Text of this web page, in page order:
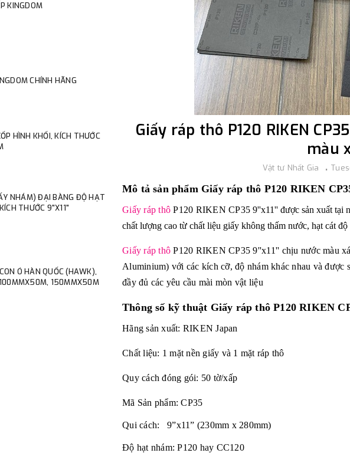
KINGDOM
CHÍNH HÃNG
HÌNH KHỐI, KÍCH THƯỚC
NHÁM) ĐẠI BÀNG ĐỘ HẠT
THƯỚC 9"X11"
Ó HÀN QUỐC (HAWK),
150MMX50M
Giấy ráp thô P120 RIKEN
màu
Vật tư Nhất Gia
Mô tả sản phẩm Giấy ráp thô P120 RIKEN
Giấy ráp thô P120 RIKEN CP359''x11'' được sản xuất tại
chất lượng cao từ chất liệu giấy không thấm nước, hạt cát
Giấy ráp thô P120 RIKEN CP35 9''x11'' chịu nước màu
Aluminium) với các kích cỡ, độ nhám khác nhau và được
đầy đủ các yêu cầu mài mòn vật liệu
Thông số kỹ thuật Giấy ráp thô P120 RIKEN
Hãng sản xuất: RIKEN Japan
Chất liệu: 1 mặt nền giấy và 1 mặt ráp thô
Quy cách đóng gói: 50 tờ/xấp
Mã Sản phẩm: CP35
Qui cách: 9”x11” (230mm x 280mm)
Độ hạt nhám: P120 hay CC120